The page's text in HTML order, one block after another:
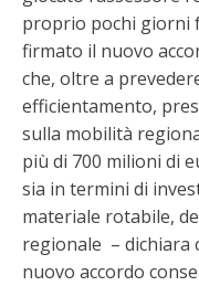
proprio pochi giorni
firmato il nuovo
che, oltre a
efficientamento,
sulla mobilità
più di 700 milioni di
sia in termini di
materiale rotabile,
regionale – dichiara
nuovo accordo